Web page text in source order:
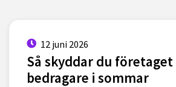
12 juni 2026
Så skyddar du
bedragare i sommar